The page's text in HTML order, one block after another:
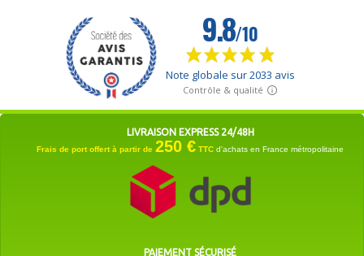
LIVRAISON EXPRESS 24/48H
Frais de port offert à partir de 250 € TTC d'achats en France métropolitaine
PAIEMENT SÉCURISÉ